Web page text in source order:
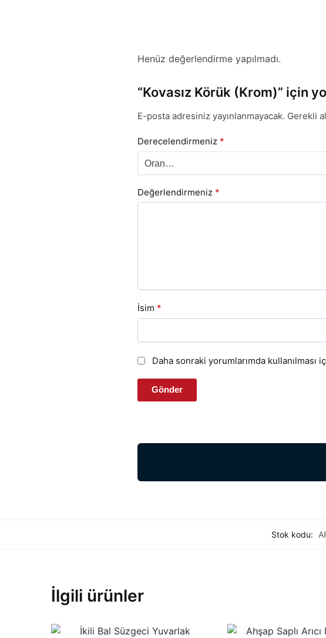
Henüz değerlendirme yapılmadı.
“Kovasız Körük (Krom)” için
E-posta adresiniz yayınlanmayacak. Gerekli
Derecelendirmeniz *
Değerlendirmeniz *
İsim *
Daha sonraki yorumlarımda kullanılması
Stok kodu:
İlgili ürünler